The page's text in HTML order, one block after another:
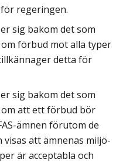
regeringen.
sig bakom det som
förbud mot alla typer
detta för
sig bakom det som
att ett förbud bör
ämnen förutom de
visas att ämnenas miljö-
är acceptabla och